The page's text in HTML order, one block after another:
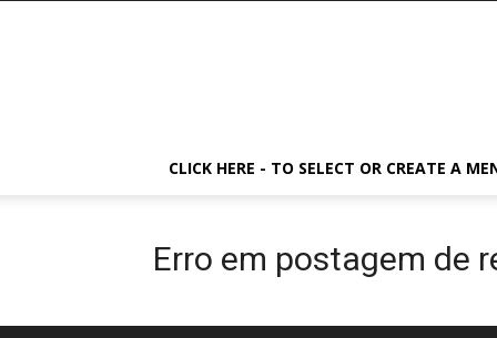
CLICK HERE - TO SELECT OR CREATE A
Erro em postagem de